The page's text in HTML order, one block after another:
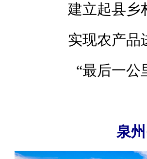
建立起县乡
实现农产品
“最后一公
泉